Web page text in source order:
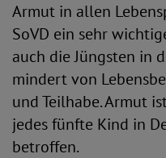
Armut in allen
SoVD ein sehr
auch die Jüngsten in
mindert von
und Teilhabe. Armut
jedes fünfte Kind in
betroffen.